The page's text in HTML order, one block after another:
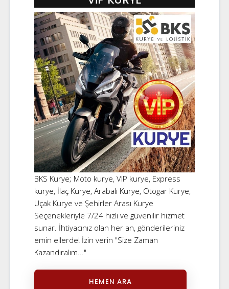
BKS Kurye; Moto kurye, VIP kurye, Express
kurye, İlaç Kurye, Arabalı Kurye, Otogar Kurye,
Uçak Kurye ve Şehirler Arası Kurye
Seçenekleriyle 7/24 hızlı ve güvenilir hizmet
sunar. İhtiyacınız olan her an, gönderileriniz
emin ellerde! İzin verin "Size Zaman
Kazandıralım..."
HEMEN ARA